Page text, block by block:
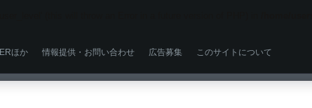
ほか 情報提供・お問い合わせ 広告募集 このサイトについて